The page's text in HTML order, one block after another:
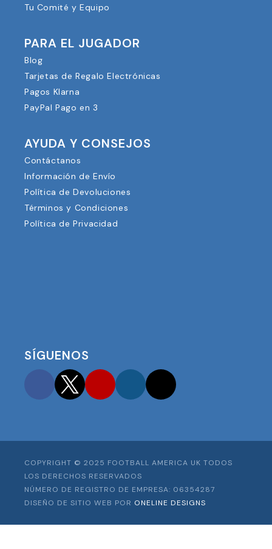
Tu Comité y Equipo
PARA EL JUGADOR
Blog
Tarjetas de Regalo Electrónicas
Pagos Klarna
PayPal Pago en 3
AYUDA Y CONSEJOS
Contáctanos
Información de Envío
Política de Devoluciones
Términos y Condiciones
Política de Privacidad
SÍGUENOS
FacebookTwitterYouTubeInstagram
COPYRIGHT © 2025 FOOTBALL AMERICA UK TODOS
LOS DERECHOS RESERVADOS
NÚMERO DE REGISTRO DE EMPRESA: 06354287
DISEÑO DE SITIO WEB POR ONELINE DESIGNS